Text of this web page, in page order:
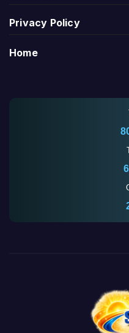
Privacy Policy
Home